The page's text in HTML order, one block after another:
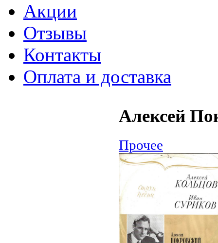
Акции
Отзывы
Контакты
Оплата и доставка
Алексей
Прочее